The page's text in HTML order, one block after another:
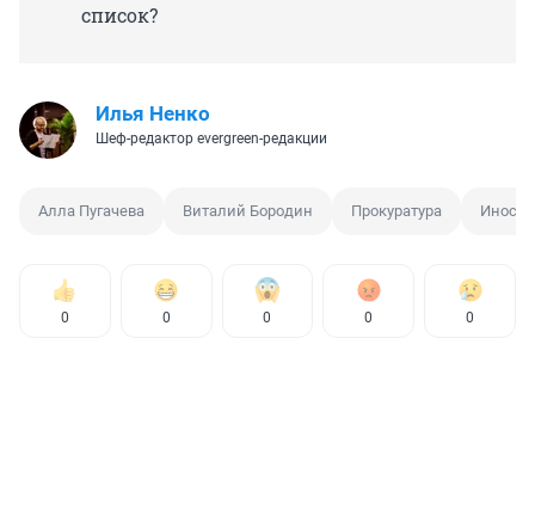
список?
Илья Ненко
Шеф-редактор evergreen-редакции
Алла Пугачева Виталий Бородин Прокуратура
0 0 0 0 0